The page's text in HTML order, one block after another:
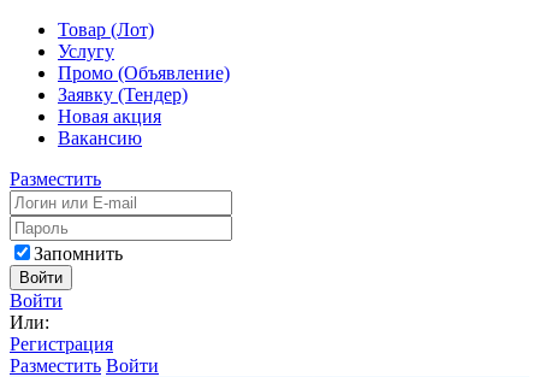
Товар (Лот)
Услугу
Промо (Объявление)
Заявку (Тендер)
Новая акция
Вакансию
Разместить
Запомнить
Войти
Войти
Или:
Регистрация
Разместить Войти